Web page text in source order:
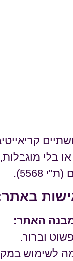
בלי
5568).
האתר:
פשוט וברור.
לשימוש